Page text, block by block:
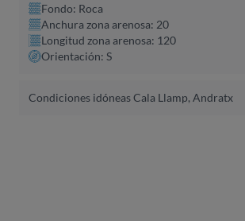
Fondo: Roca
Anchura zona arenosa: 20
Longitud zona arenosa: 120
Orientación: S
Condiciones idóneas Cala Llamp, Andratx